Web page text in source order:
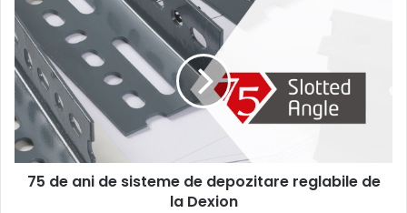
de
ani
de
sisteme
de
depozitare
reglabile
de
75 de ani de sisteme de depozitare reglabile de
la Dexion